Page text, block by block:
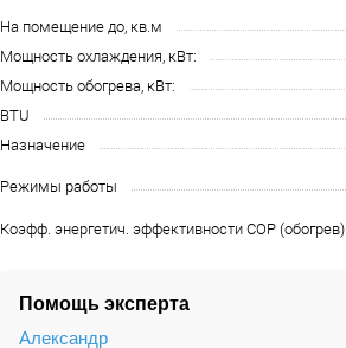
На помещение до, кв.м
Мощность охлаждения, кВт:
Мощность обогрева, кВт:
BTU
Назначение
Режимы работы
Коэфф. энергетич. эффективности COP (обогрев)
Помощь эксперта
Александр